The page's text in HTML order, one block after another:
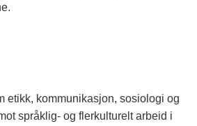
etikk, kommunikasjon, sosiologi og
språklig- og flerkulturelt arbeid i